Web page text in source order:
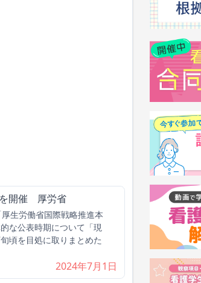
を開催 厚労省
生労働省国際戦略推進本
な公表時期について「現
頃を目処に取りまとめた
2024年7月1日